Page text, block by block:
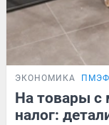
ЭКОНОМИКА
На товары с
налог: